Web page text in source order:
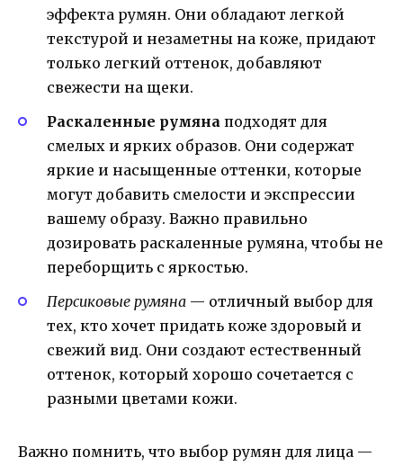
эффекта румян. Они обладают легкой
текстурой и незаметны на коже, придают
только легкий оттенок, добавляют
свежести на щеки.
Раскаленные румяна подходят для
смелых и ярких образов. Они содержат
яркие и насыщенные оттенки, которые
могут добавить смелости и экспрессии
вашему образу. Важно правильно
дозировать раскаленные румяна, чтобы не
переборщить с яркостью.
Персиковые румяна — отличный выбор для
тех, кто хочет придать коже здоровый и
свежий вид. Они создают естественный
оттенок, который хорошо сочетается с
разными цветами кожи.
Важно помнить, что выбор румян для лица —